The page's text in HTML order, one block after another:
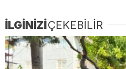
İLGİNİZİÇEKEBİLİR